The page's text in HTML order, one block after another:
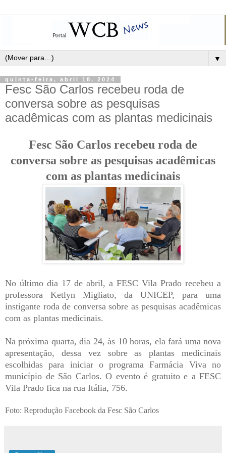
▼
quinta-feira, abril 18, 2024
Fesc São Carlos recebeu roda de
conversa sobre as pesquisas
acadêmicas com as plantas medicinais
Fesc São Carlos recebeu roda de
conversa sobre as pesquisas acadêmicas
com as plantas medicinais
No último dia 17 de abril, a FESC Vila Prado recebeu a
professora Ketlyn Migliato, da UNICEP, para uma
instigante roda de conversa sobre as pesquisas acadêmicas
com as plantas medicinais.
Na próxima quarta, dia 24, às 10 horas, ela fará uma nova
apresentação, dessa vez sobre as plantas medicinais
escolhidas para iniciar o programa Farmácia Viva no
município de São Carlos. O evento é gratuito e a FESC
Vila Prado fica na rua Itália, 756.
Foto: Reprodução Facebook da Fesc São Carlos